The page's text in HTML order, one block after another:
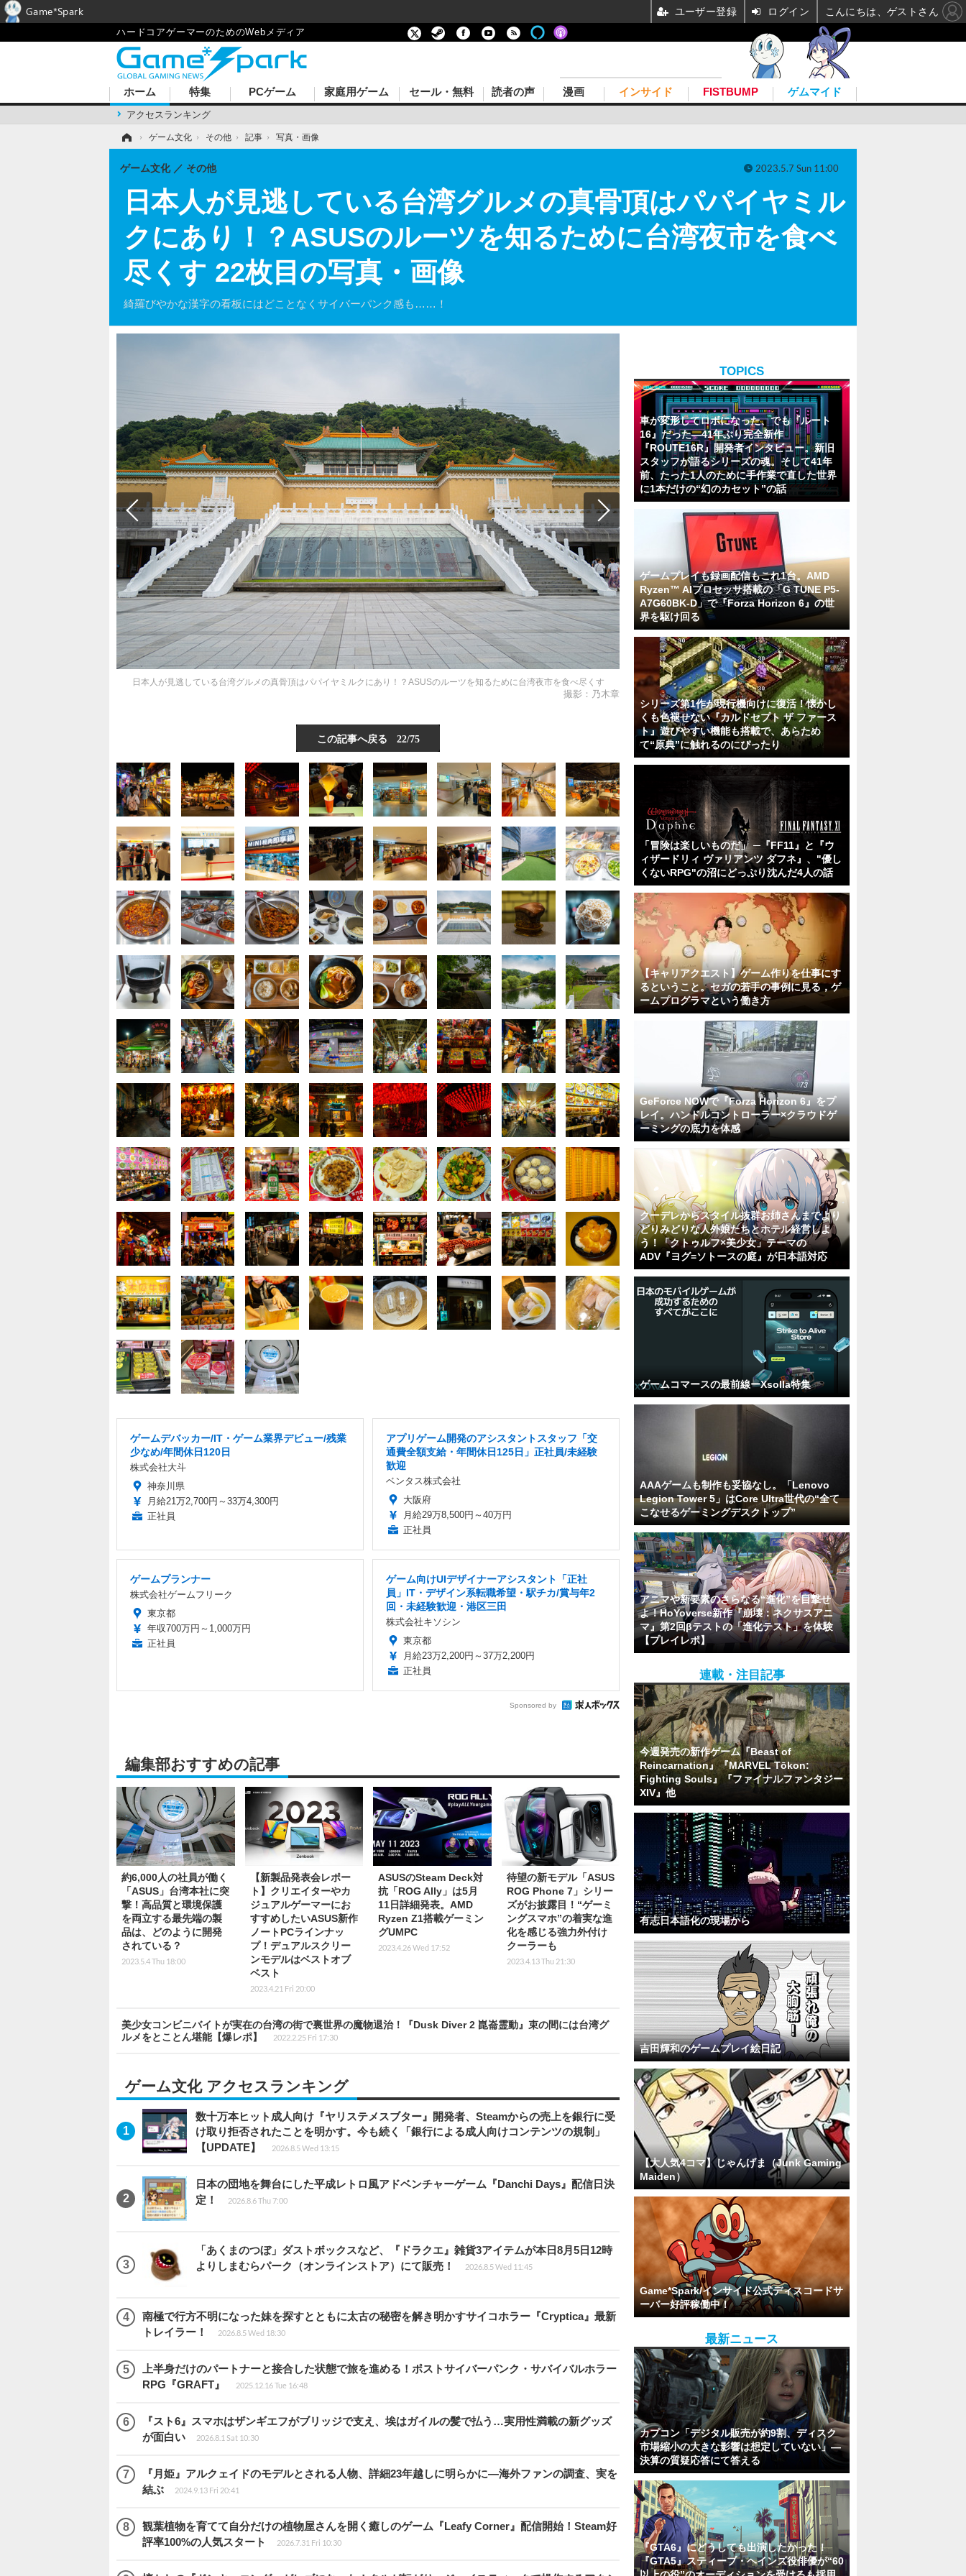
ハードコアゲーマーのためのWebメディア
ホーム
アクセスランキング
特集 PCゲーム 家庭用ゲーム セール・無料 読者の声 漫画 インサイド FISTBUMP ゲムマイド
› ゲーム文化 › その他 › 記事 › 写真・画像
日本人が見逃している台湾グルメの真骨頂はパパイヤミル
クにあり！？ASUSのルーツを知るために台湾夜市を食べ
尽くす 22枚目の写真・画像
綺羅びやかな漢字の看板にはどことなくサイバーパンク感も……！
ゲーム文化 その他 2023.5.7 Sun 11:00
撮影：乃木章
日本人が見逃している台湾グルメの真骨頂はパパイヤミルクにあり！？ASUSのルーツを知るために台湾夜市を食べ尽くす
この記事へ戻る 22/75
ゲームデバッカー/IT・ゲーム業界デビュー/残業
少なめ/年間休日120日
株式会社大斗
神奈川県
月給21万2,700円～33万4,300円
正社員
アプリゲーム開発のアシスタントスタッフ「交
通費全額支給・年間休日125日」正社員/未経験
歓迎
ベンタス株式会社
大阪府
月給29万8,500円～40万円
正社員
ゲームプランナー
株式会社ゲームフリーク
東京都
年収700万円～1,000万円
正社員
ゲーム向けUIデザイナーアシスタント「正社
員」IT・デザイン系転職希望・駅チカ/賞与年2
回・未経験歓迎・港区三田
株式会社キソシン
東京都
月給23万2,200円～37万2,200円
正社員
Sponsored by
編集部おすすめの記事
約6,000人の社員が働く
「ASUS」台湾本社に突
撃！高品質と環境保護
を両立する最先端の製
品は、どのように開発
されている？
2023.5.4 Thu 18:00
【新製品発表会レポー
ト】クリエイターやカ
ジュアルゲーマーにお
すすめしたいASUS新作
ノートPCラインナッ
プ！デュアルスクリー
ンモデルはベストオブ
ベスト
2023.4.21 Fri 20:00
ASUSのSteam Deck対
抗「ROG Ally」は5月
11日詳細発表。AMD
Ryzen Z1搭載ゲーミン
グUMPC
2023.4.26 Wed 17:52
待望の新モデル「ASUS
ROG Phone 7」シリー
ズがお披露目！“ゲーミ
ングスマホ”の着実な進
化を感じる強力外付け
クーラーも
2023.4.13 Thu 21:30
美少女コンビニバイトが実在の台湾の街で裏世界の魔物退治！『Dusk Diver 2 崑崙霊動』束の間には台湾グ
ルメをとことん堪能【爆レポ】
2022.2.25 Fri 17:30
ゲーム文化 アクセスランキング
数十万本ヒット成人向け『ヤリステメスブター』開発者、Steamからの売上を銀行に受
け取り拒否されたことを明かす。今も続く「銀行による成人向けコンテンツの規制」
【UPDATE】
2026.8.5 Wed 13:15
日本の団地を舞台にした平成レトロ風アドベンチャーゲーム『Danchi Days』配信日決
定！
2026.8.6 Thu 7:00
「あくまのつぼ」ダストボックスなど、『ドラクエ』雑貨3アイテムが本日8月5日12時
よりしまむらパーク（オンラインストア）にて販売！
2026.8.5 Wed 11:45
南極で行方不明になった妹を探すとともに太古の秘密を解き明かすサイコホラー『Cryptica』最新
トレイラー！
2026.8.5 Wed 18:30
上半身だけのパートナーと接合した状態で旅を進める！ポストサイバーパンク・サバイバルホラー
RPG『GRAFT』
2025.12.16 Tue 16:48
『スト6』スマホはザンギエフがブリッジで支え、埃はガイルの髪で払う…実用性満載の新グッズ
が面白い
2026.8.1 Sat 10:30
『月姫』アルクェイドのモデルとされる人物、詳細23年越しに明らかに―海外ファンの調査、実を
結ぶ
2024.9.13 Fri 20:41
観葉植物を育てて自分だけの植物屋さんを開く癒しのゲーム『Leafy Corner』配信開始！Steam好
評率100%の人気スタート
2026.7.31 Fri 10:30
TOPICS
車が変形してロボになった、でも『ルート
16』だった―41年ぶり完全新作
『ROUTE16R』開発者インタビュー。新旧
スタッフが語るシリーズの魂。そして41年
前、たった1人のために手作業で直した世界
に1本だけの“幻のカセット”の話
ゲームプレイも録画配信もこれ1台。AMD
Ryzen™ AIプロセッサ搭載の「G TUNE P5-
A7G60BK-D」で『Forza Horizon 6』の世
界を駆け回る
シリーズ第1作が現行機向けに復活！懐かし
くも色褪せない『カルドセプト ザ ファース
ト』遊びやすい機能も搭載で、あらため
て“原典”に触れるのにぴったり
「冒険は楽しいものだ」 ─『FF11』と『ウ
ィザードリィ ヴァリアンツ ダフネ』、"優し
くないRPG"の沼にどっぷり沈んだ4人の話
【キャリアクエスト】ゲーム作りを仕事にす
るということ。セガの若手の事例に見る，ゲ
ームプログラマという働き方
GeForce NOWで『Forza Horizon 6』をプ
レイ。ハンドルコントローラー×クラウドゲ
ーミングの底力を体感
クーデレからスタイル抜群お姉さんまでより
どりみどりな人外娘たちとホテル経営しよ
う！「クトゥルフ×美少女」テーマの
ADV『ヨグ=ソトースの庭』が日本語対応
ゲームコマースの最前線ーXsolla特集
AAAゲームも制作も妥協なし。「Lenovo
Legion Tower 5」はCore Ultra世代の“全て
こなせるゲーミングデスクトップ”
アニマや新要素のさらなる“進化”を目撃せ
よ！HoYoverse新作『崩壊：ネクサスアニ
マ』第2回βテストの「進化テスト」を体験
【プレイレポ】
連載・注目記事
今週発売の新作ゲーム『Beast of
Reincarnation』『MARVEL Tōkon:
Fighting Souls』『ファイナルファンタジー
XIV』他
有志日本語化の現場から
吉田輝和のゲームプレイ絵日記
【大人気4コマ】じゃんげま（Junk Gaming
Maiden）
Game*Spark/インサイド公式ディスコードサ
ーバー好評稼働中！
最新ニュース
カプコン「デジタル販売が約9割、ディスク
市場縮小の大きな影響は想定していない」―
決算の質疑応答にて答える
『GTA6』にどうしても出演したかった！
『GTA5』スティーブ・ヘインズ役俳優が“60
Game*Spark ユーザー登録 ログイン こんにちは、ゲストさん